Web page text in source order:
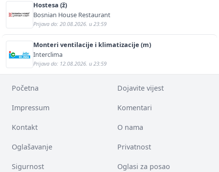
Hostesa (ž)
Bosnian House Restaurant
Prijava do: 20.08.2026. u 23:59
Monteri ventilacije i klimatizacije (m)
Interclima
Prijava do: 12.08.2026. u 23:59
Početna Dojavite vijest
Impressum Komentari
Kontakt O nama
Oglašavanje Privatnost
Sigurnost Oglasi za posao